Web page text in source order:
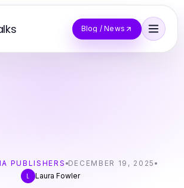
Blog / News
PUBLISHERS DECEMBER 19, 2025
L
Laura Fowler